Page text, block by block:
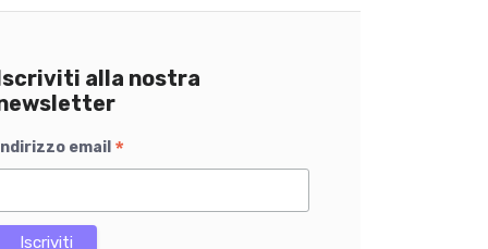
alla nostra
email *